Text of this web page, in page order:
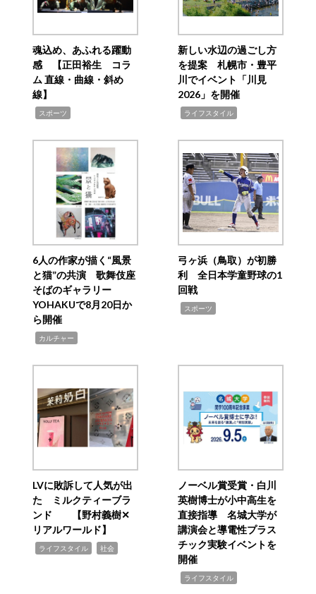
魂込め、あふれる躍動
感 【正田裕生 コラ
ム 直線・曲線・斜め
線】
スポーツ
新しい水辺の過ごし方
を提案 札幌市・豊平
川でイベント「川見
2026」を開催
ライフスタイル
6人の作家が描く“風景
と猫”の共演 歌舞伎座
そばのギャラリー
YOHAKUで8月20日か
ら開催
カルチャー
弓ヶ浜（鳥取）が初勝
利 全日本学童野球の1
回戦
スポーツ
LVに敗訴して人気が出
た ミルクティーブラ
ンド 【野村義樹✕
リアルワールド】
ライフスタイル 社会
ノーベル賞受賞・白川
英樹博士が小中高生を
直接指導 名城大学が
講演会と導電性プラス
チック実験イベントを
開催
ライフスタイル